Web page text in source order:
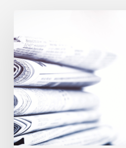
por
primera
vez
en
tres
años
en
un
primer
semestre
hubo
más